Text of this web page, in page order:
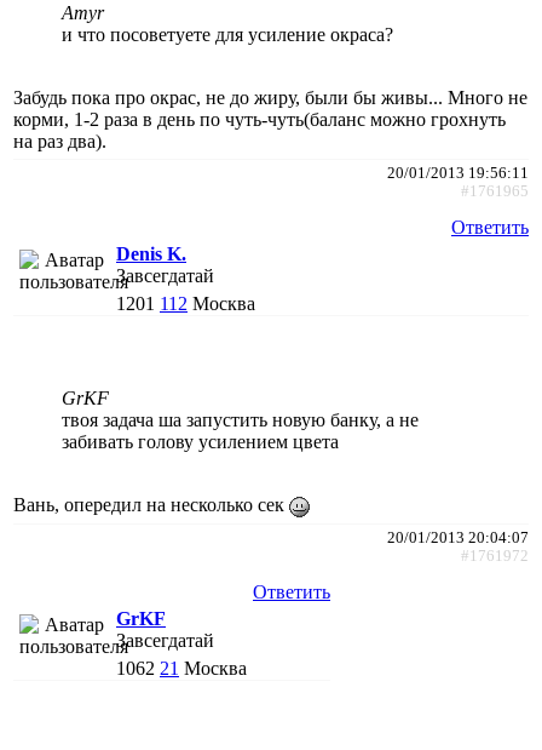
Amyr
и что посоветуете для усиление окраса?
Забудь пока про окрас, не до жиру, были бы живы... Много не
корми, 1-2 раза в день по чуть-чуть(баланс можно грохнуть
на раз два).
20/01/2013 19:56:11
#1761965
Ответить
Denis K.
Завсегдатай
1201 112 Москва
GrKF
твоя задача ша запустить новую банку, а не
забивать голову усилением цвета
Вань, опередил на несколько сек
20/01/2013 20:04:07
#1761972
Ответить
GrKF
Завсегдатай
1062 21 Москва